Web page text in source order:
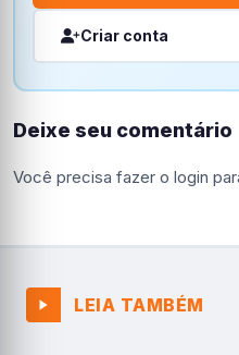
Criar conta
Deixe seu comentário
Você precisa fazer o login
LEIA TAMBÉM